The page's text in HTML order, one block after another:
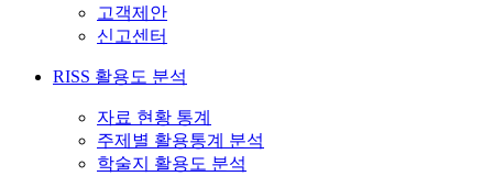
고객제안
신고센터
RISS 활용도 분석
자료 현황 통계
주제별 활용통계 분석
학술지 활용도 분석